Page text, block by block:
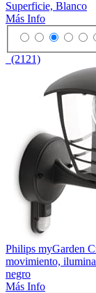
Superficie, Blanco
Más Info
(2121)
Philips myGarden
movimiento,
negro
Más Info